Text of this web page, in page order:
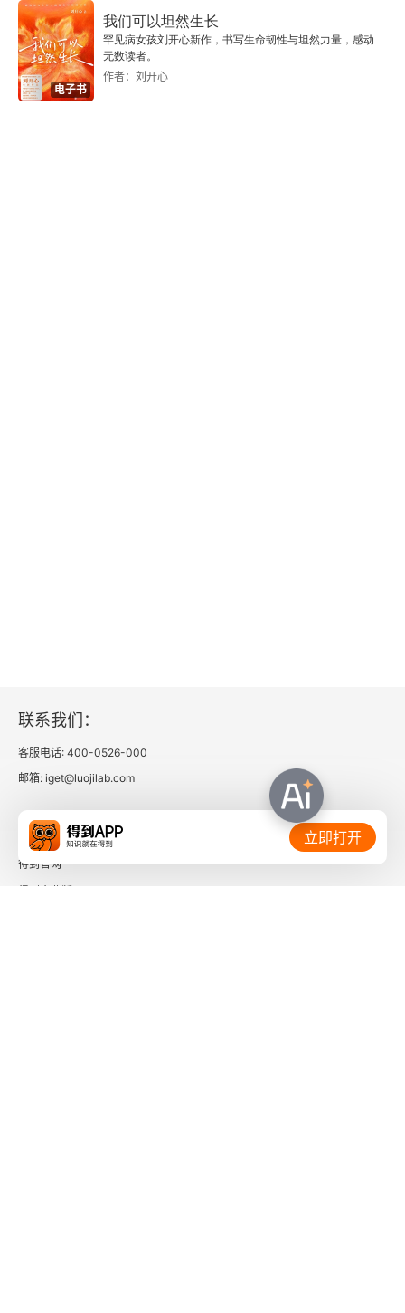
电子书
我们可以坦然生长
罕见病女孩刘开心新作，书写生命韧性与坦然力量，感动
无数读者。
作者：刘开心
联系我们：
客服电话: 400-0526-000
邮箱: iget@luojilab.com
相关链接：
得到官网
立即打开